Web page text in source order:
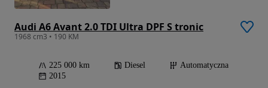
Audi A6 Avant 2.0 TDI Ultra DPF S tronic
1968 cm3 • 190 KM
225 000 km Diesel
Automatyczna
2015